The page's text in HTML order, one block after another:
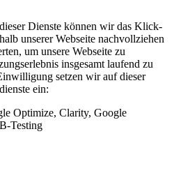
Dienste können wir das Klick-
unserer Webseite nachvollziehen
um unsere Webseite zu
insgesamt laufend zu
setzen wir auf dieser
ein:
Optimize, Clarity, Google
Testing